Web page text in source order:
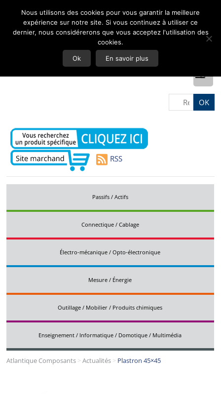
RSS
Passifs / Actifs
Connectique / Cablage
Électro-mécanique / Opto-électronique
Mesure / Énergie
Outillage / Mobilier / Produits chimiques
Enseignement / Informatique / Domotique / Multimédia
Atlantique Composants >Actualités > Plastron 45×45
Nous utilisons des cookies pour vous garantir la meilleure
expérience sur notre site. Si vous continuez à utiliser ce
dernier, nous considérerons que vous acceptez l'utilisation des
cookies.
Ok En savoir plus